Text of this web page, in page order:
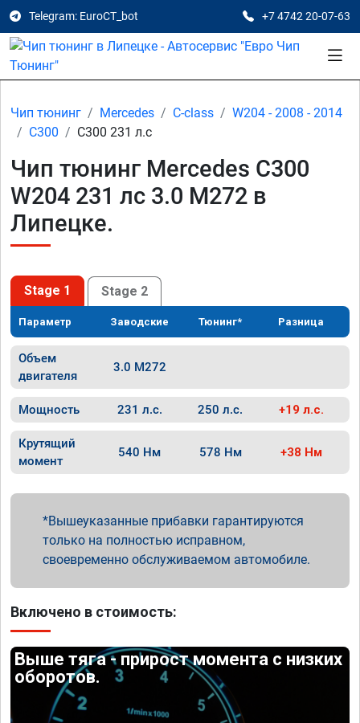
Telegram: EuroCT_bot +7 4742 20-07-63
Чип тюнинг Mercedes C-class
W204 - 2008 - 2014
C300
C300 231 л.с
Чип тюнинг Mercedes C300
W204 231 лс 3.0 M272 в
Липецке.
Stage 1 Stage 2
Параметр Заводские Тюнинг* Разница
Объем
двигателя
3.0 M272
Мощность 231 л.с. 250 л.с. +19 л.с.
Крутящий
момент
540 Нм 578 Нм +38 Нм
Вышеуказанные прибавки гарантируются
только на полностью исправном,
своевременно обслуживаемом автомобиле.
Включено в стоимость:
Выше тяга - прирост момента с низких
оборотов.